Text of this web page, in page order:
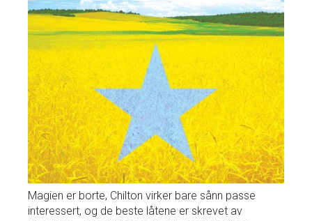
Magien er borte, Chilton virker bare sånn passe
interessert, og de beste låtene er skrevet av